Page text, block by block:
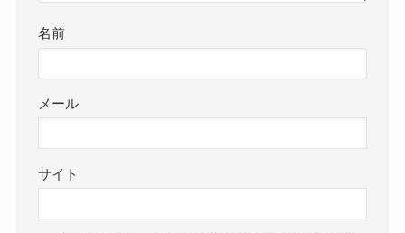
名前
メール
サイト